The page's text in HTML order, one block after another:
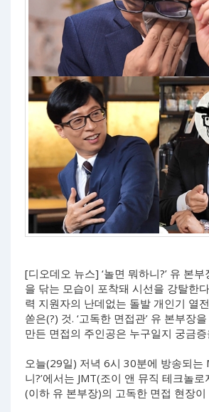
[디오데오 뉴스] ‘놀면 뭐하니?’ 유 본
을 닦는 모습이 포착돼 시선을 강탈한
력 지원자의 난데없는 돌발 개인기 열
쏟은(?) 것. ‘고독한 면접관’ 유 본부장
만든 면접의 주인공은 누구일지 궁금
오늘(29일) 저녁 6시 30분에 방송되는
니?’에서는 JMT(조이 앤 뮤직 테크놀
(이하 유 본부장)의 고독한 면접 현장이